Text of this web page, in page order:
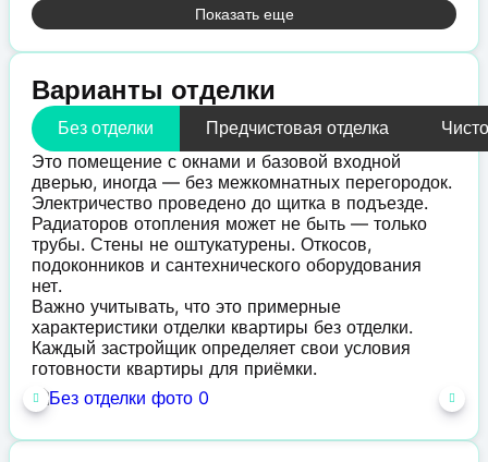
Показать еще
Варианты отделки
Без отделки Предчистовая отделка
Это помещение с окнами и базовой входной
дверью, иногда — без межкомнатных перегородок.
Электричество проведено до щитка в подъезде.
Радиаторов отопления может не быть — только
трубы. Стены не оштукатурены. Откосов,
подоконников и сантехнического оборудования
нет.
Важно учитывать, что это примерные
характеристики отделки квартиры без отделки.
Каждый застройщик определяет свои условия
готовности квартиры для приёмки.